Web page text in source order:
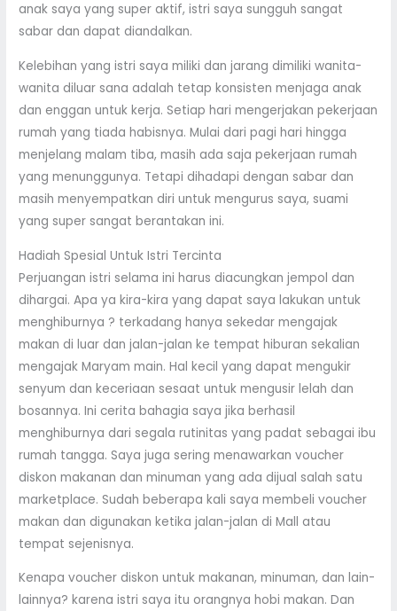
anak saya yang super aktif, istri saya sungguh sangat
sabar dan dapat diandalkan.
Kelebihan yang istri saya miliki dan jarang dimiliki wanita-
wanita diluar sana adalah tetap konsisten menjaga anak
dan enggan untuk kerja. Setiap hari mengerjakan pekerjaan
rumah yang tiada habisnya. Mulai dari pagi hari hingga
menjelang malam tiba, masih ada saja pekerjaan rumah
yang menunggunya. Tetapi dihadapi dengan sabar dan
masih menyempatkan diri untuk mengurus saya, suami
yang super sangat berantakan ini.
Hadiah Spesial Untuk Istri Tercinta
Perjuangan istri selama ini harus diacungkan jempol dan
dihargai. Apa ya kira-kira yang dapat saya lakukan untuk
menghiburnya ? terkadang hanya sekedar mengajak
makan di luar dan jalan-jalan ke tempat hiburan sekalian
mengajak Maryam main. Hal kecil yang dapat mengukir
senyum dan keceriaan sesaat untuk mengusir lelah dan
bosannya. Ini cerita bahagia saya jika berhasil
menghiburnya dari segala rutinitas yang padat sebagai ibu
rumah tangga. Saya juga sering menawarkan voucher
diskon makanan dan minuman yang ada dijual salah satu
marketplace. Sudah beberapa kali saya membeli voucher
makan dan digunakan ketika jalan-jalan di Mall atau
tempat sejenisnya.
Kenapa voucher diskon untuk makanan, minuman, dan lain-
lainnya? karena istri saya itu orangnya hobi makan. Dan